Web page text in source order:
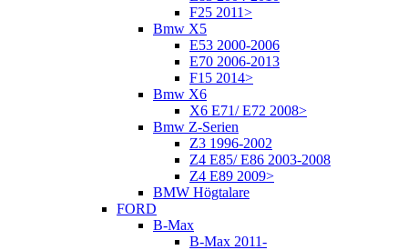
F25 2011>
Bmw X5
E53 2000-2006
E70 2006-2013
F15 2014>
Bmw X6
X6 E71/ E72 2008>
Bmw Z-Serien
Z3 1996-2002
Z4 E85/ E86 2003-2008
Z4 E89 2009>
BMW Högtalare
FORD
B-Max
B-Max 2011-